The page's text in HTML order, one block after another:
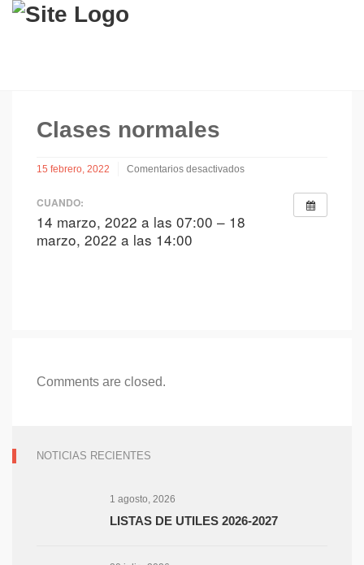
Clases normales
15 febrero, 2022
Comentarios desactivados
CUANDO:
14 marzo, 2022 a las 07:00 – 18
marzo, 2022 a las 14:00
Comments are closed.
NOTICIAS RECIENTES
1 agosto, 2026
LISTAS DE UTILES 2026-2027